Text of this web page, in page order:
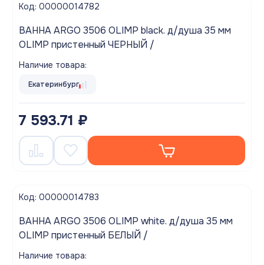
Код: 00000014782
ВАННА ARGO 3506 OLIMP black. д/душа 35 мм
OLIMP пристенный ЧЕРНЫЙ /
Наличие товара:
Екатеринбург
7 593.71 ₽
Код: 00000014783
ВАННА ARGO 3506 OLIMP white. д/душа 35 мм
OLIMP пристенный БЕЛЫЙ /
Наличие товара: